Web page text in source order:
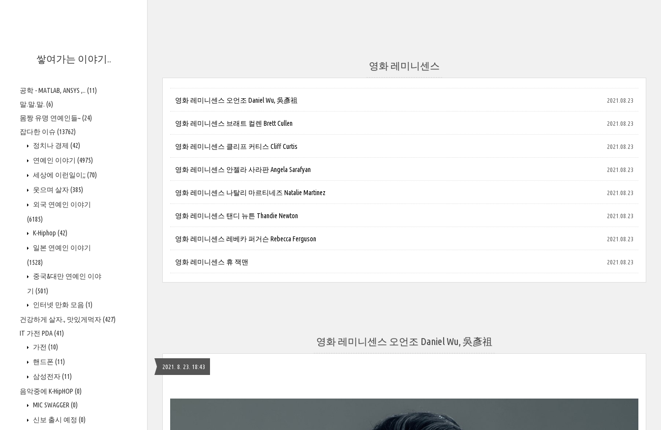
쌓여가는 이야기..
공학 - MATLAB, ANSYS ,.. (11)
말.말.말. (6)
몸짱 유명 연예인들~(24)
잡다한 이슈 (13762)
정치나 경제 (42)
연예인 이야기 (4975)
세상에 이런일이;; (70)
웃으며 살자(385)
외국 연예인 이야기
(6185)
K-Hiphop (42)
일본 연예인 이야기
(1528)
중국&대만 연예인 이야
기 (501)
인터넷 만화 모음 (1)
건강하게 살자., 맛있게먹자(427)
IT 가전 PDA(41)
가전 (10)
핸드폰 (11)
삼성전자(11)
음악중에 K-HipHOP (0)
MIC SWAGGER (0)
신보 출시 예정 (0)
영화 레미니센스
영화 레미니센스 오언조 Daniel Wu, 吳彥祖 2021.08.23
영화 레미니센스 브래트 컬렌 Brett Cullen 2021.08.23
영화 레미니센스 클리프 커티스 Cliff Curtis 2021.08.23
영화 레미니센스 안젤라 사라판 Angela Sarafyan 2021.08.23
영화 레미니센스 나탈리 마르티네즈 Natalie Martinez 2021.08.23
영화 레미니센스 탠디 뉴튼 Thandie Newton 2021.08.23
영화 레미니센스 레베카 퍼거슨 Rebecca Ferguson 2021.08.23
영화 레미니센스 휴 잭맨 2021.08.23
영화 레미니센스 오언조 Daniel Wu, 吳彥祖
2021. 8. 23. 18:43